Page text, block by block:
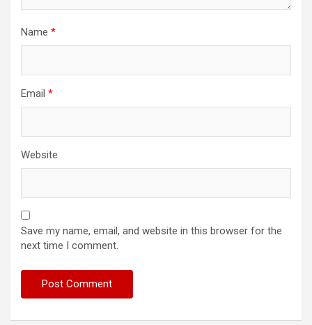
Name *
Email *
Website
Save my name, email, and website in this browser for the
next time I comment.